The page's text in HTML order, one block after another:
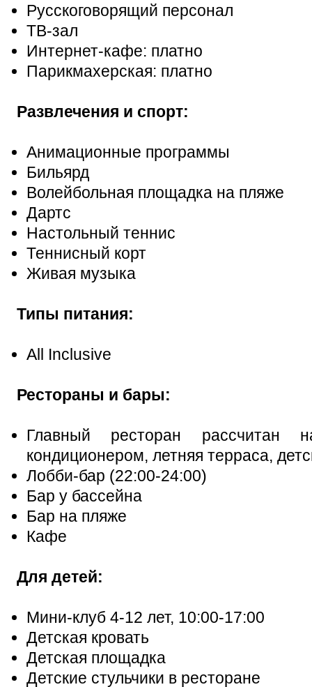
Русскоговорящий персонал
ТВ-зал
Интернет-кафе: платно
Парикмахерская: платно
Развлечения и спорт:
Анимационные программы
Бильярд
Волейбольная площадка на пляже
Дартс
Настольный теннис
Теннисный корт
Живая музыка
Типы питания:
All Inclusive
Рестораны и бары:
Главный ресторан
кондиционером, летняя терраса,
Лобби-бар (22:00-24:00)
Бар у бассейна
Бар на пляже
Кафе
Для детей:
Мини-клуб 4-12 лет, 10:00-17:00
Детская кровать
Детская площадка
Детские стульчики в ресторане